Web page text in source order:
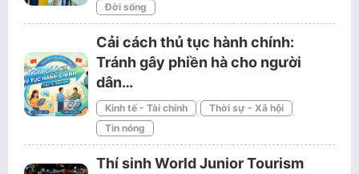
Đời sống
Cải cách thủ tục hành chính:
Tránh gây phiền hà cho người
dân…
Kinh tế - Tài chính
Thời sự - Xã hội
Tin nóng
Thí sinh World Junior Tourism